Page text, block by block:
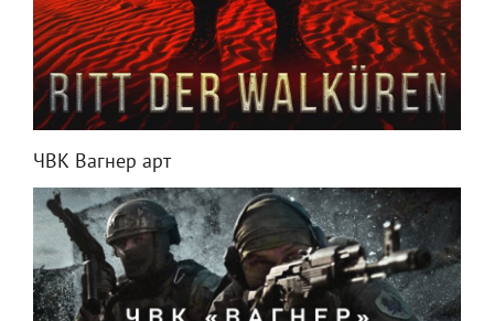
ЧВК Вагнер арт